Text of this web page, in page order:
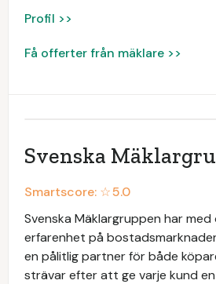
Profil >>
Få offerter från mäklare >>
Svenska
Smartscore: ☆5.0
Svenska Mäklargruppen har
erfarenhet på
en pålitlig partner för både
strävar efter att ge varje kund